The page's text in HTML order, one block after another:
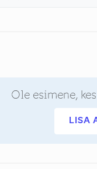
Ole esimene,
LISA